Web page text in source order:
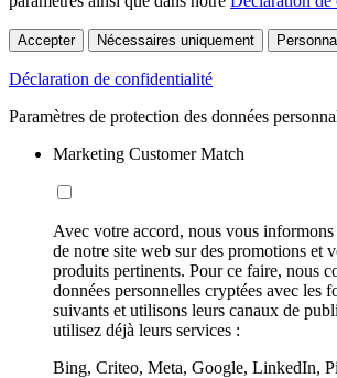
Accepter Nécessaires uniquement
Déclaration de confidentialité
Paramètres de protection des données
Marketing Customer Match
Avec votre accord, nous vous informons
de notre site web sur des promotions et
produits pertinents. Pour ce faire, nous
données personnelles cryptées avec les
suivants et utilisons leurs canaux de
utilisez déjà leurs services :
Bing, Criteo, Meta, Google, LinkedIn,